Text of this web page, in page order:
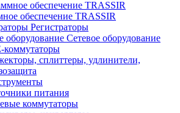
обеспечение TRASSIR
Регистраторы
Сетевое оборудование
коммутаторы
сплиттеры, удлинители,
питания
коммутаторы